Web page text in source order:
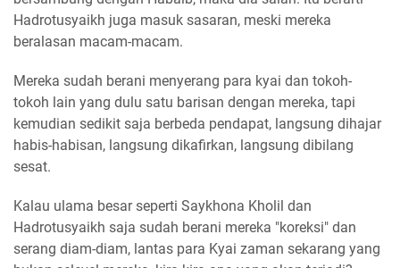
Hadrotusyaikh juga masuk sasaran, meski mereka
beralasan macam-macam.
Mereka sudah berani menyerang para kyai dan tokoh-
tokoh lain yang dulu satu barisan dengan mereka, tapi
kemudian sedikit saja berbeda pendapat, langsung dihajar
habis-habisan, langsung dikafirkan, langsung dibilang
sesat.
Kalau ulama besar seperti Saykhona Kholil dan
Hadrotusyaikh saja sudah berani mereka "koreksi" dan
serang diam-diam, lantas para Kyai zaman sekarang yang